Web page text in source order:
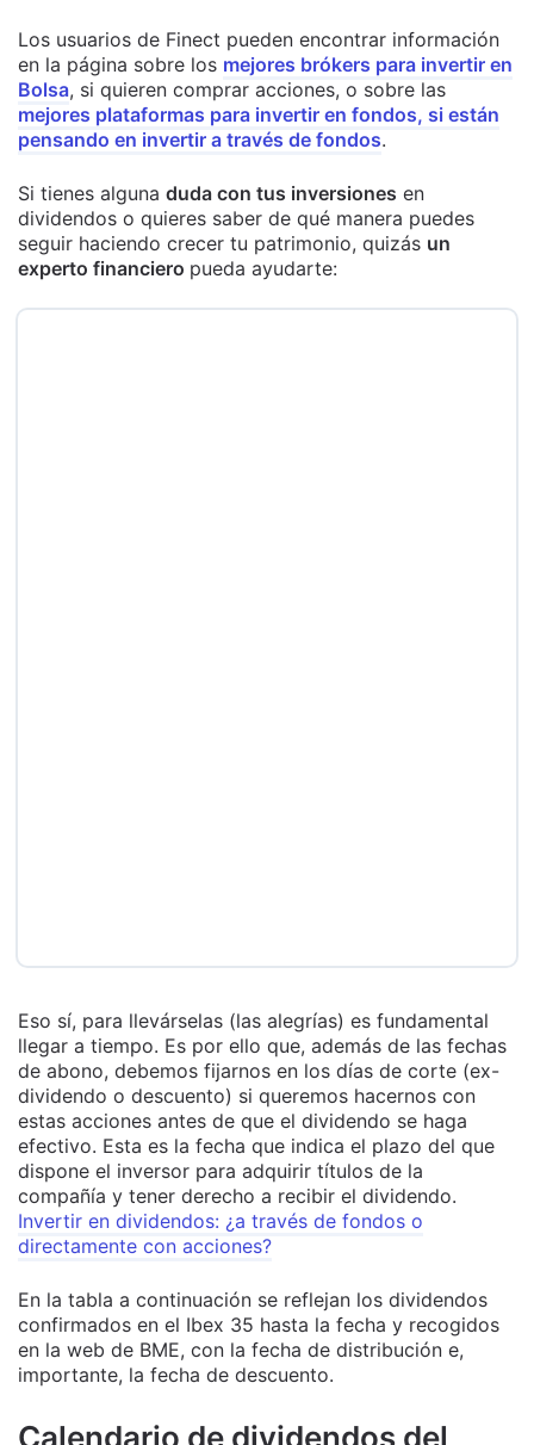
Los usuarios de Finect pueden encontrar información
en la página sobre los mejores brókers para invertir en
Bolsa, si quieren comprar acciones, o sobre las
mejores plataformas para invertir en fondos, si están
pensando en invertir a través de fondos.
Si tienes alguna duda con tus inversiones en
dividendos o quieres saber de qué manera puedes
seguir haciendo crecer tu patrimonio, quizás un
experto financiero pueda ayudarte:
Eso sí, para llevárselas (las alegrías) es fundamental
llegar a tiempo. Es por ello que, además de las fechas
de abono, debemos fijarnos en los días de corte (ex-
dividendo o descuento) si queremos hacernos con
estas acciones antes de que el dividendo se haga
efectivo. Esta es la fecha que indica el plazo del que
dispone el inversor para adquirir títulos de la
compañía y tener derecho a recibir el dividendo.
Invertir en dividendos: ¿a través de fondos o
directamente con acciones?
En la tabla a continuación se reflejan los dividendos
confirmados en el Ibex 35 hasta la fecha y recogidos
en la web de BME, con la fecha de distribución e,
importante, la fecha de descuento.
Calendario de dividendos del